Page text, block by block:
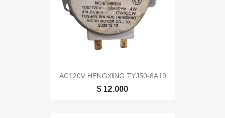
AC120V HENGXING TYJ50-8A19
$ 12.000